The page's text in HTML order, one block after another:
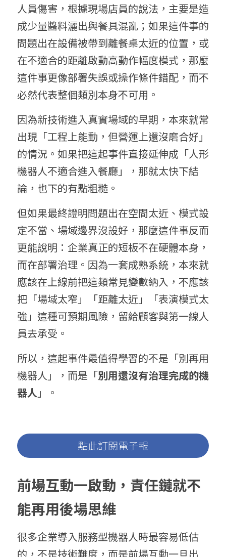
人員傷害，根據現場店員的說法，主要是造
成少量醬料灑出與餐具混亂；如果這件事的
問題出在設備被帶到離餐桌太近的位置，或
在不適合的距離啟動高動作幅度模式，那麼
這件事更像部署失誤或操作條件錯配，而不
必然代表整個類別本身不可用。
因為新技術進入真實場域的早期，本來就常
出現「工程上能動，但營運上還沒磨合好」
的情況。如果把這起事件直接延伸成「人形
機器人不適合進入餐廳」，那就太快下結
論，也下的有點粗糙。
但如果最終證明問題出在空間太近、模式設
定不當、場域邊界沒設好，那麼這件事反而
更能說明：企業真正的短板不在硬體本身，
而在部署治理。因為一套成熟系統，本來就
應該在上線前把這類常見變數納入，不應該
把「場域太窄」「距離太近」「表演模式太
強」這種可預期風險，留給顧客與第一線人
員去承受。
所以，這起事件最值得學習的不是「別再用
機器人」，而是「別用還沒有治理完成的機
器人」。
點此訂閱電子報
前場互動一啟動，責任鏈就不
能再用後場思維
很多企業導入服務型機器人時最容易低估
的，不是技術難度，而是前場互動一旦出